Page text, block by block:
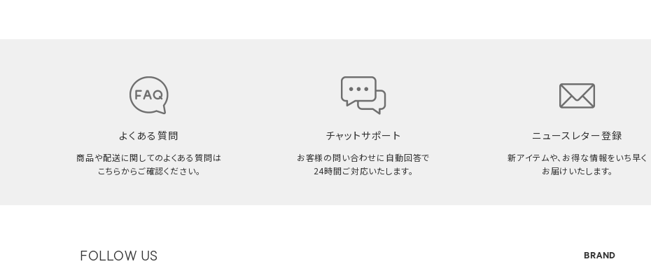
よくある質問
商品や配送に関してのよくある質問は
こちらからご確認ください。
チャットサポート
お客様の問い合わせに自動回答で
24時間ご対応いたします。
ニュースレター登録
新アイテムや、お得な情報をいち早く
お届けいたします。
FOLLOW US BRAND